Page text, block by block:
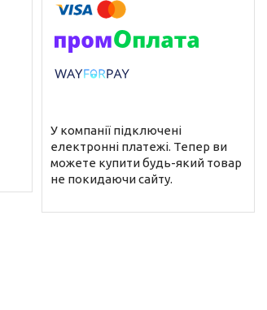
У компанії підключені
електронні платежі. Тепер ви
можете купити будь-який товар
не покидаючи сайту.